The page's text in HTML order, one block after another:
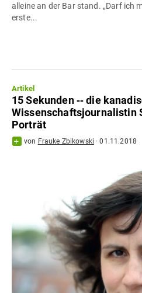
alleine an der Bar stand. „Darf ich
erste...
Artikel
15 Sekunden ‐‐ die
Wissenschaftsjournalistin
Porträt
von Frauke Zbikowski ·01.11.2018